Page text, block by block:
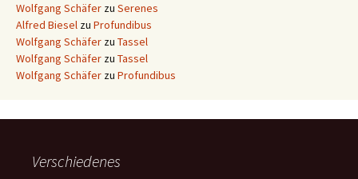
Wolfgang Schäfer zu Serenes
Alfred Biesel zu Profundibus
Wolfgang Schäfer zu Tassel
Wolfgang Schäfer zu Tassel
Wolfgang Schäfer zu Profundibus
Verschiedenes